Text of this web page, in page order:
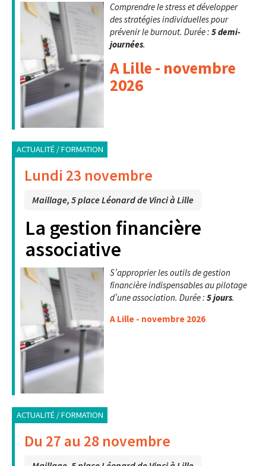
Comprendre le stress et développer
des stratégies individuelles pour
prévenir le burnout. Durée :5 demi-
journées.
A Lille - novembre
2026
ACTUALITÉ / FORMATION
Lundi 23 novembre
Maillage, 5 place Léonard de Vinci à Lille
La gestion financière
associative
S’approprier les outils de gestion
financière indispensables au pilotage
d’une association. Durée :5 jours.
A Lille - novembre 2026
ACTUALITÉ / FORMATION
Du 27 au 28 novembre